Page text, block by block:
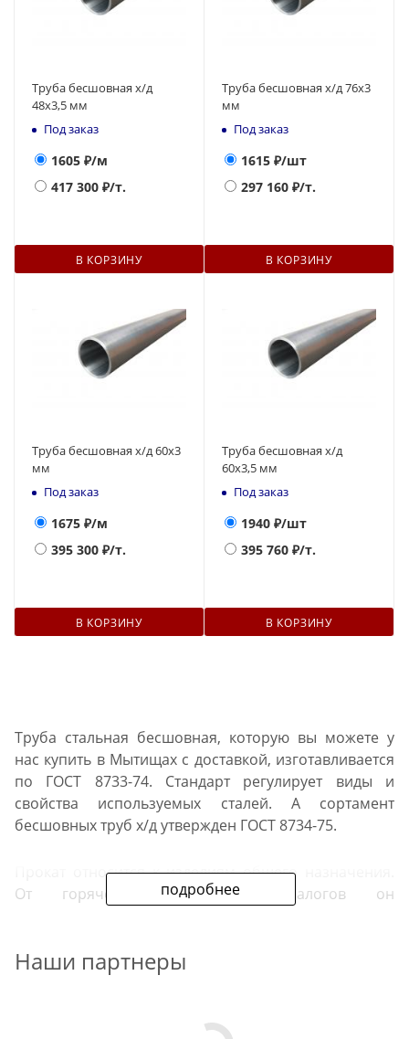
Труба бесшовная х/д
48х3,5 мм
Под заказ
1605 ₽/м
417 300 ₽/т.
В КОРЗИНУ
Труба бесшовная х/д 76х3
мм
Под заказ
1615 ₽/шт
297 160 ₽/т.
В КОРЗИНУ
Труба бесшовная х/д 60х3
мм
Под заказ
1675 ₽/м
395 300 ₽/т.
В КОРЗИНУ
Труба бесшовная х/д
60х3,5 мм
Под заказ
1940 ₽/шт
395 760 ₽/т.
В КОРЗИНУ
подробнее
Труба стальная бесшовная, которую вы можете у
нас купить в Мытищах с доставкой, изготавливается
по ГОСТ 8733-74. Стандарт регулирует виды и
свойства используемых сталей. А сортамент
бесшовных труб х/д утвержден ГОСТ 8734-75.
Прокат относится к изделиям общего назначения.
От горячедеформированных аналогов он
трубы бесшовные холоднодеформированные самых
востребованных диаметров — от 42 мм до 219 мм.
Изделия отпускаются со складов металлобазы
Наши партнеры